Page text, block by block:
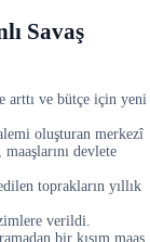
Savaş
arttı ve bütçe için yeni
oluşturan merkezî
devlete
toprakların yıllık
verildi.
bir kısım maaş